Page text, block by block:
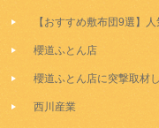
【おすすめ敷布団9選】
櫻道ふとん店
櫻道ふとん店に突撃取材
西川産業